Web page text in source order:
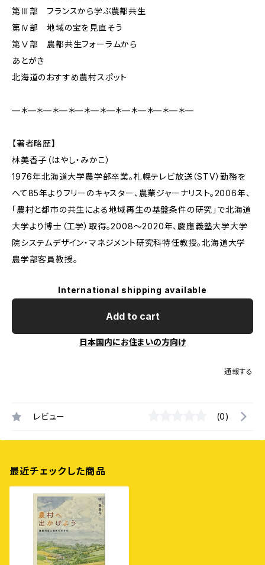
第Ⅲ部 フランスから学ぶ農都共生
第Ⅳ部 地域の宝を見直そう
第Ⅴ部 農都共生フォーラムから
あとがき
北海道のおすすめ農村スポット
—＊—＊—＊—＊—＊—＊—＊—＊—＊—＊—＊—
【著者略歴】
林美香子（はやし・みかこ）
1976年北海道大学農学部卒業。札幌テレビ放送（STV）勤務を
へて85年よりフリーのキャスター、農業ジャーナリスト。2006年、
「農村と都市の共生による地域再生の基盤条件の研究」で北海道
大学より博士（工学）取得。2008～2020年、慶應義塾大学大学
院システムデザイン・マネジメント研究科特任教授。北海道大学
農学部客員教授。
International shipping available
Add to cart
日本国内にお住まいの方向け
通報する
レビュー (0)
最近チェックした商品